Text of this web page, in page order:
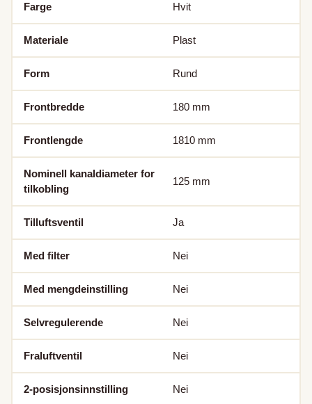
Farge Hvit
Materiale Plast
Form Rund
Frontbredde 180 mm
Frontlengde 1810 mm
Nominell kanaldiameter for
tilkobling
125 mm
Tilluftsventil Ja
Med filter Nei
Med mengdeinstilling Nei
Selvregulerende Nei
Fraluftventil Nei
2-posisjonsinnstilling Nei